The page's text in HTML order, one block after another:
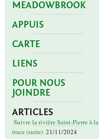
MEADOWBROOK
APPUIS
CARTE
LIENS
POUR NOUS
JOINDRE
ARTICLES
Suivre la rivière Saint-Pierre à la
trace (suite) 21/11/2024